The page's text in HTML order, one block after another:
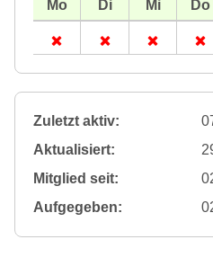
Zuletzt aktiv:
Aktualisiert:
Mitglied seit:
Aufgegeben: